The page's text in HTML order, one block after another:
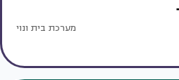
מערכת בית ונוי